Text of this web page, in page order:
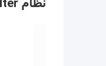
نظام BriskSpring Spin Down Prefilter للترشيح من الرواسب للمنزل بأكمله